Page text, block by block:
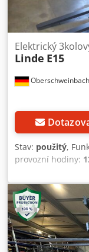
Oberschweinbach
Elektrický
Linde E15
Stav: použitý,
provozní hodiny:
triplex, stavební
elektrický 3-
Stav: Připraveno
dobrý boční